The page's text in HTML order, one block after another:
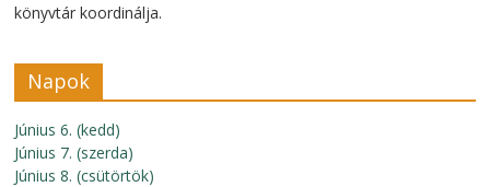
könyvtár koordinálja.
Napok
Június 6. (kedd)
Június 7. (szerda)
Június 8. (csütörtök)